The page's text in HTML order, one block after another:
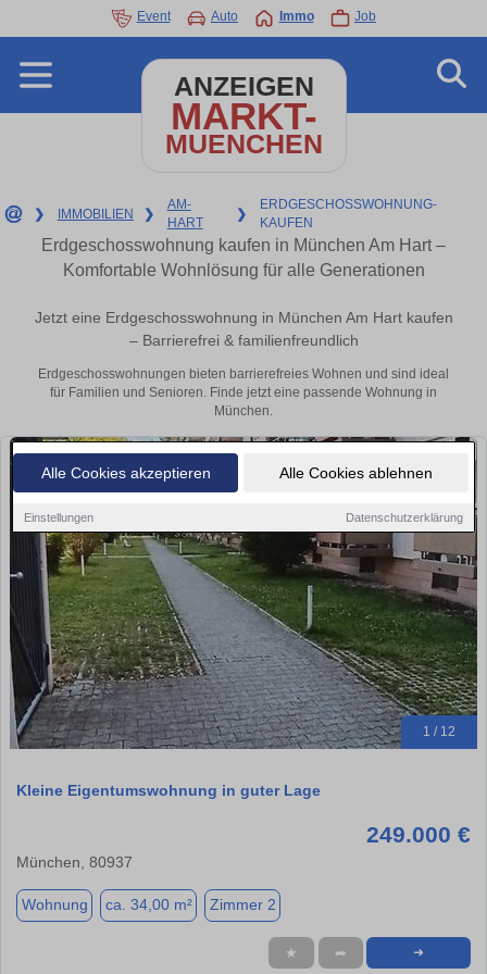
Alle Cookies akzeptieren Alle Cookies ablehnen
Einstellungen Datenschutzerklärung
Event Auto Immo Job
ANZEIGEN
MARKT-
MUENCHEN
❯ IMMOBILIEN ❯
AM-
HART
❯
ERDGESCHOSSWOHNUNG-
KAUFEN
Erdgeschosswohnung kaufen in München Am Hart –
Komfortable Wohnlösung für alle Generationen
Jetzt eine Erdgeschosswohnung in München Am Hart kaufen
– Barrierefrei & familienfreundlich
Erdgeschosswohnungen bieten barrierefreies Wohnen und sind ideal
für Familien und Senioren. Finde jetzt eine passende Wohnung in
München.
1 / 12
Kleine Eigentumswohnung in guter Lage
249.000 €
München, 80937
Wohnung ca. 34,00 m² Zimmer 2
★ ➦ ➜